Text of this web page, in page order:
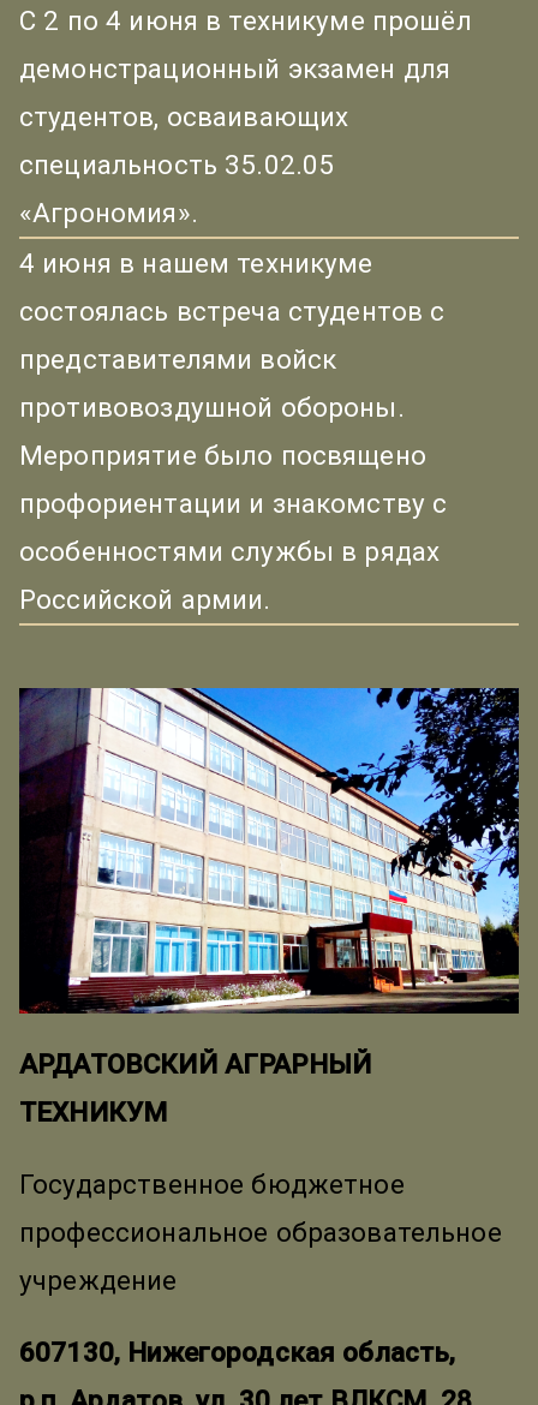
С 2 по 4 июня в техникуме прошёл
демонстрационный экзамен для
студентов, осваивающих
специальность 35.02.05
«Агрономия».
4 июня в нашем техникуме
состоялась встреча студентов с
представителями войск
противовоздушной обороны.
Мероприятие было посвящено
профориентации и знакомству с
особенностями службы в рядах
Российской армии.
АРДАТОВСКИЙ АГРАРНЫЙ
ТЕХНИКУМ
Государственное бюджетное
профессиональное образовательное
учреждение
607130, Нижегородская область,